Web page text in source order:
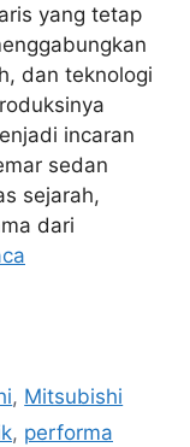
yang tetap
dan teknologi
incaran
sedan
sejarah,
dari
, Mitsubishi
, performa